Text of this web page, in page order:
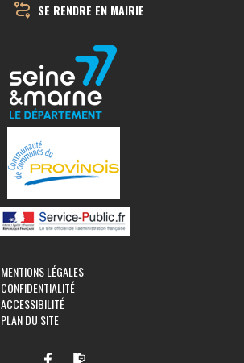
SE RENDRE EN MAIRIE
MENTIONS LÉGALES
CONFIDENTIALITÉ
ACCESSIBILITÉ
PLAN DU SITE